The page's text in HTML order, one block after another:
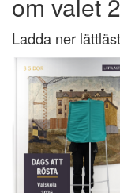
Ladda ner